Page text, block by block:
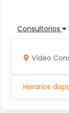
Consultorios
Vídeo
Horarios